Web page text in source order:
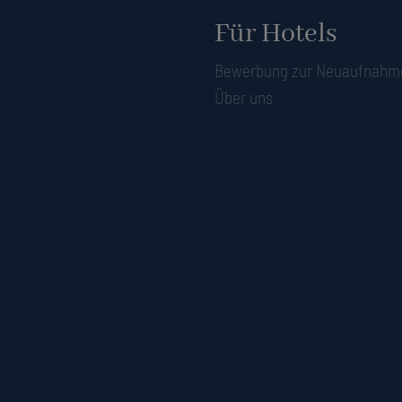
Für Hotels
Bewerbung zur
Über uns